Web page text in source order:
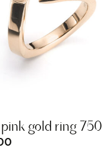
gold ring 750